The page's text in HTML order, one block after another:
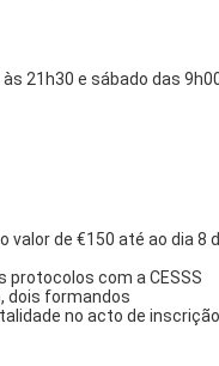
21h30 e sábado das
de €150 até ao dia 8
protocolos com a CESSS
dois formandos
no acto de inscrição